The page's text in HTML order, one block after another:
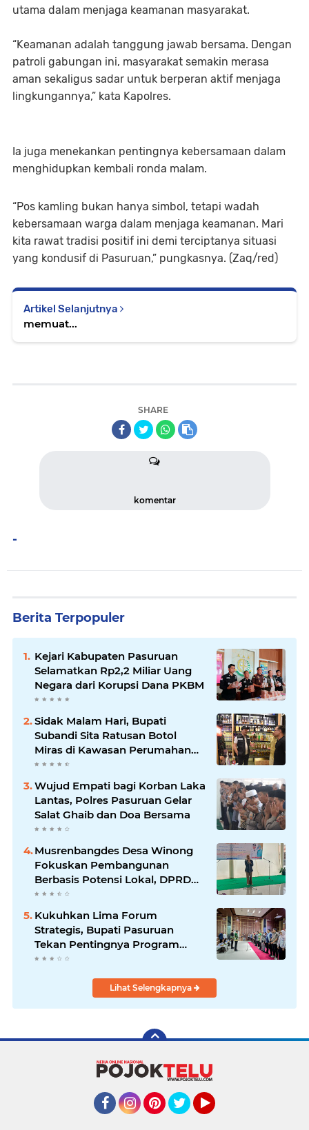
utama dalam menjaga keamanan masyarakat.
“Keamanan adalah tanggung jawab bersama. Dengan
patroli gabungan ini, masyarakat semakin merasa
aman sekaligus sadar untuk berperan aktif menjaga
lingkungannya,” kata Kapolres.
Ia juga menekankan pentingnya kebersamaan dalam
menghidupkan kembali ronda malam.
“Pos kamling bukan hanya simbol, tetapi wadah
kebersamaan warga dalam menjaga keamanan. Mari
kita rawat tradisi positif ini demi terciptanya situasi
yang kondusif di Pasuruan,” pungkasnya. (Zaq/red)
Artikel Selanjutnya
memuat...
SHARE
komentar
-
Berita Terpopuler
Kejari Kabupaten Pasuruan
Selamatkan Rp2,2 Miliar Uang
Negara dari Korupsi Dana PKBM
Sidak Malam Hari, Bupati
Subandi Sita Ratusan Botol
Miras di Kawasan Perumahan
Sidoarjo
Wujud Empati bagi Korban Laka
Lantas, Polres Pasuruan Gelar
Salat Ghaib dan Doa Bersama
Musrenbangdes Desa Winong
Fokuskan Pembangunan
Berbasis Potensi Lokal, DPRD
Optimistis Meski Dihantam
Kukuhkan Lima Forum
Strategis, Bupati Pasuruan
Tekan Pentingnya Program
Nyata untuk Rakyat
Lihat Selengkapnya